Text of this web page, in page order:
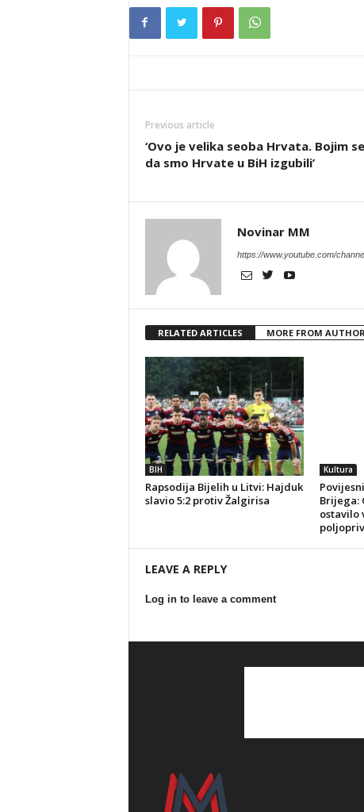
Previous article
‘Ovo je velika seoba Hrvata. Bojim se
da smo Hrvate u BiH izgubili’
Novinar MM
https://www.youtube.com/
RELATED ARTICLES MORE FROM
BIH
Rapsodija Bijelih u Litvi: Hajduk
slavio 5:2 protiv Žalgirisa
Kultura
Brijega:
ostavilo
LEAVE A REPLY
Log in to leave a comment